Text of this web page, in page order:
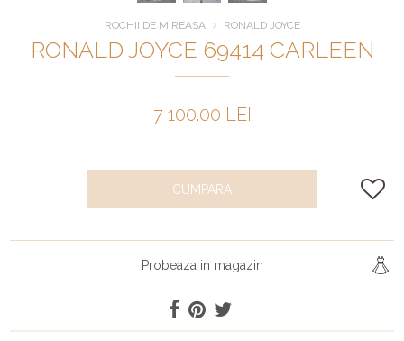
ROCHII DE MIREASA RONALD JOYCE
RONALD JOYCE 69414 CARLEEN
7 100.00 LEI
CUMPARA
Probeaza in magazin